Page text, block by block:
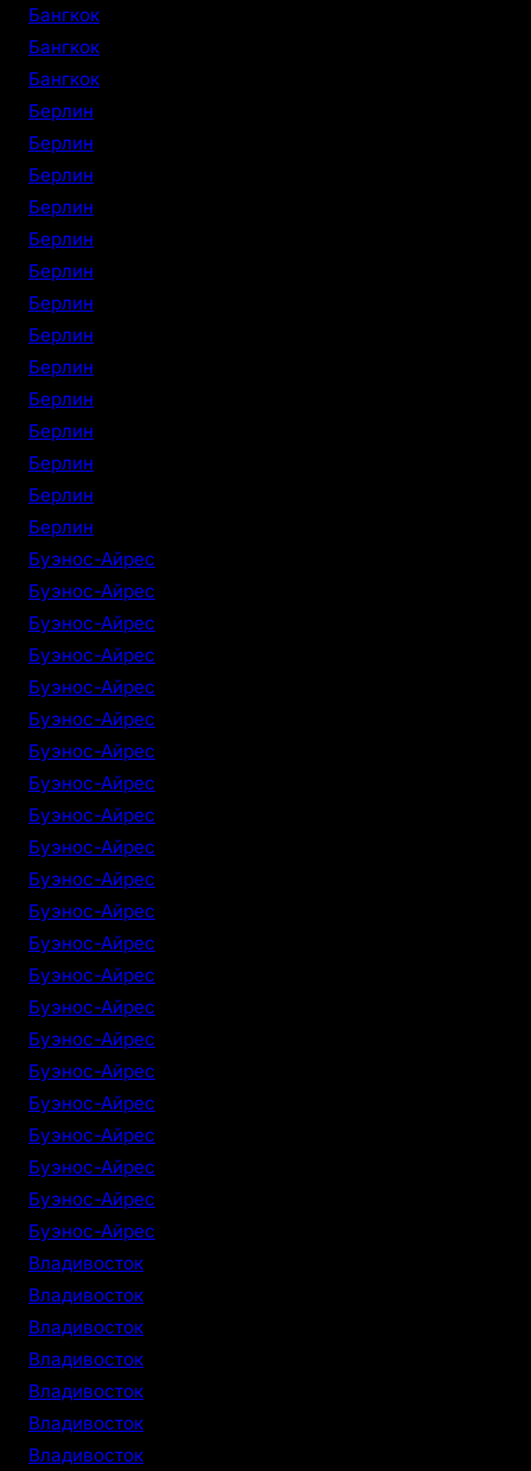
Бангкок
Бангкок
Бангкок
Берлин
Берлин
Берлин
Берлин
Берлин
Берлин
Берлин
Берлин
Берлин
Берлин
Берлин
Берлин
Берлин
Берлин
Буэнос-Айрес
Буэнос-Айрес
Буэнос-Айрес
Буэнос-Айрес
Буэнос-Айрес
Буэнос-Айрес
Буэнос-Айрес
Буэнос-Айрес
Буэнос-Айрес
Буэнос-Айрес
Буэнос-Айрес
Буэнос-Айрес
Буэнос-Айрес
Буэнос-Айрес
Буэнос-Айрес
Буэнос-Айрес
Буэнос-Айрес
Буэнос-Айрес
Буэнос-Айрес
Буэнос-Айрес
Буэнос-Айрес
Буэнос-Айрес
Владивосток
Владивосток
Владивосток
Владивосток
Владивосток
Владивосток
Владивосток